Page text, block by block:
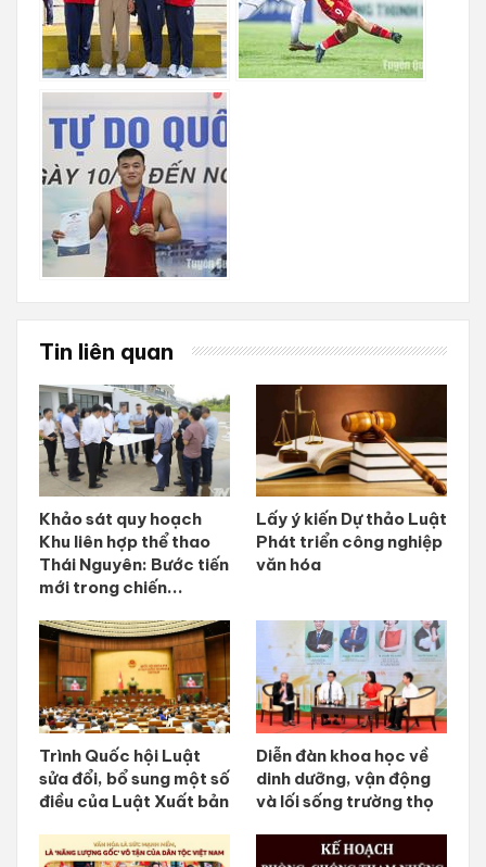
Tin liên quan
Khảo sát quy hoạch
Khu liên hợp thể thao
Thái Nguyên: Bước tiến
mới trong chiến...
Lấy ý kiến Dự thảo Luật
Phát triển công nghiệp
văn hóa
Trình Quốc hội Luật
sửa đổi, bổ sung một số
điều của Luật Xuất bản
Diễn đàn khoa học về
dinh dưỡng, vận động
và lối sống trường thọ